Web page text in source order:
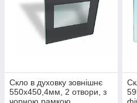
Скло в духовку зовнішнє
550х450,4мм, 2 отвори, з
чорною рамкою